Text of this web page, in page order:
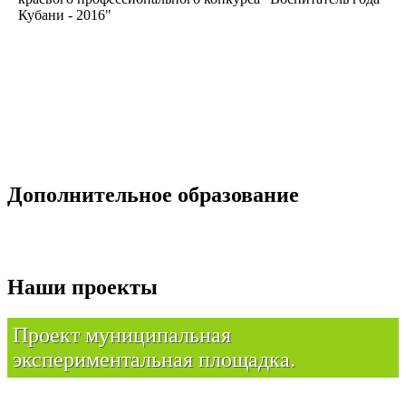
Кубани - 2016"
Дополнительное образование
Наши проекты
Проект муниципальная
экспериментальная площадка.